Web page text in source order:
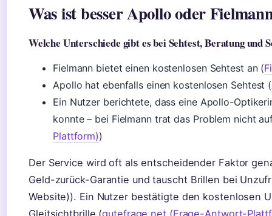
Was ist besser Apollo oder
Welche Unterschiede gibt es bei Sehtest, Beratung und
Fielmann bietet einen kostenlosen Sehtest an (
Apollo hat ebenfalls einen kostenlosen Sehtest (
Ein Nutzer berichtete, dass eine Apollo-
konnte – bei Fielmann trat das Problem nicht
Plattform))
Der Service wird oft als entscheidender Faktor
Geld-zurück-Garantie und tauscht Brillen bei
Website)). Ein Nutzer bestätigte den kostenlosen
Gleitsichtbrille (gutefrage.net (Frage-Antwort-